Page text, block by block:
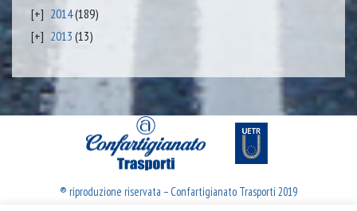
2014(189)
2013 (13)
® riproduzione riservata – Confartigianato Trasporti 2019